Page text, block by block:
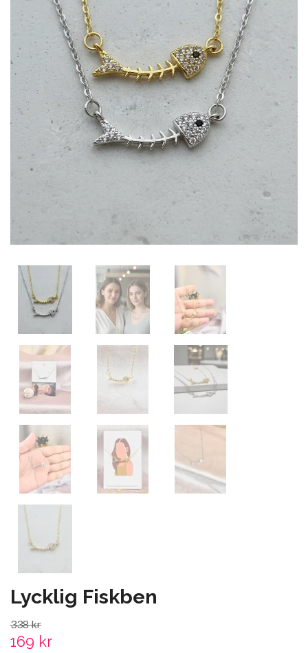
Lycklig Fiskben
338 kr
169 kr